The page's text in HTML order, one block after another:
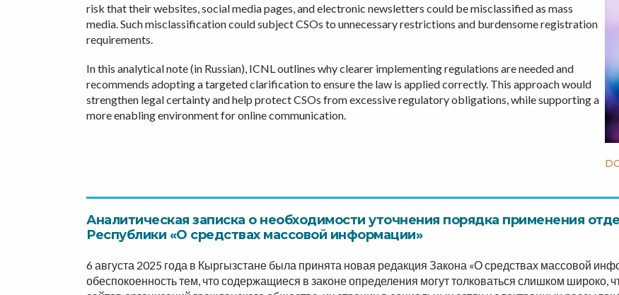
risk that their websites, social media pages, and electronic newsletters could be misclassified as mass
media. Such misclassification could subject CSOs to unnecessary restrictions and burdensome registration
requirements.
In this analytical note (in Russian), ICNL outlines why clearer implementing regulations are needed and
recommends adopting a targeted clarification to ensure the law is applied correctly. This approach would
strengthen legal certainty and help protect CSOs from excessive regulatory obligations, while supporting a
more enabling environment for online communication.
Аналитическая записка о необходимости уточнения порядка применения
Республики «О средствах массовой информации»
6 августа 2025 года в Кыргызстане была принята новая редакция Закона «О средствах массовой
обеспокоенность тем, что содержащиеся в законе определения могут толковаться слишком широко,